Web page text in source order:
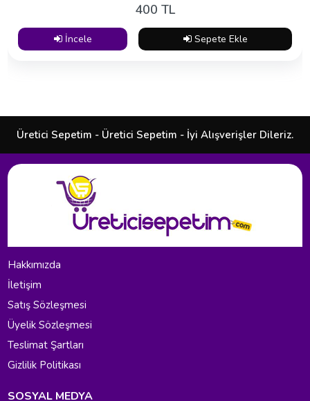
400 TL
İncele Sepete Ekle
Üretici Sepetim - Üretici Sepetim - İyi Alışverişler Dileriz.
Hakkımızda
İletişim
Satış Sözleşmesi
Üyelik Sözleşmesi
Teslimat Şartları
Gizlilik Politikası
SOSYAL MEDYA